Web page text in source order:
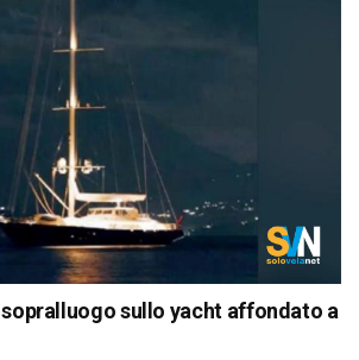
sopralluogo sullo yacht affondato a